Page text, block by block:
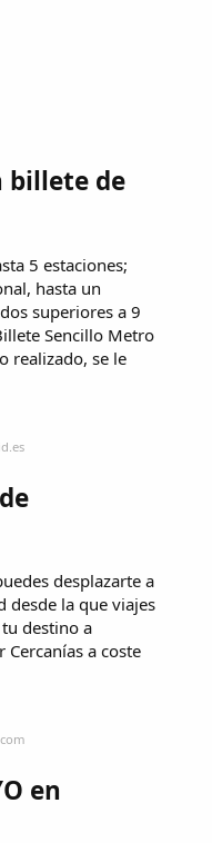
billete de
5 estaciones;
hasta un
superiores a 9
Sencillo Metro
realizado, se le
desplazarte a
desde la que viajes
destino a
a coste
en